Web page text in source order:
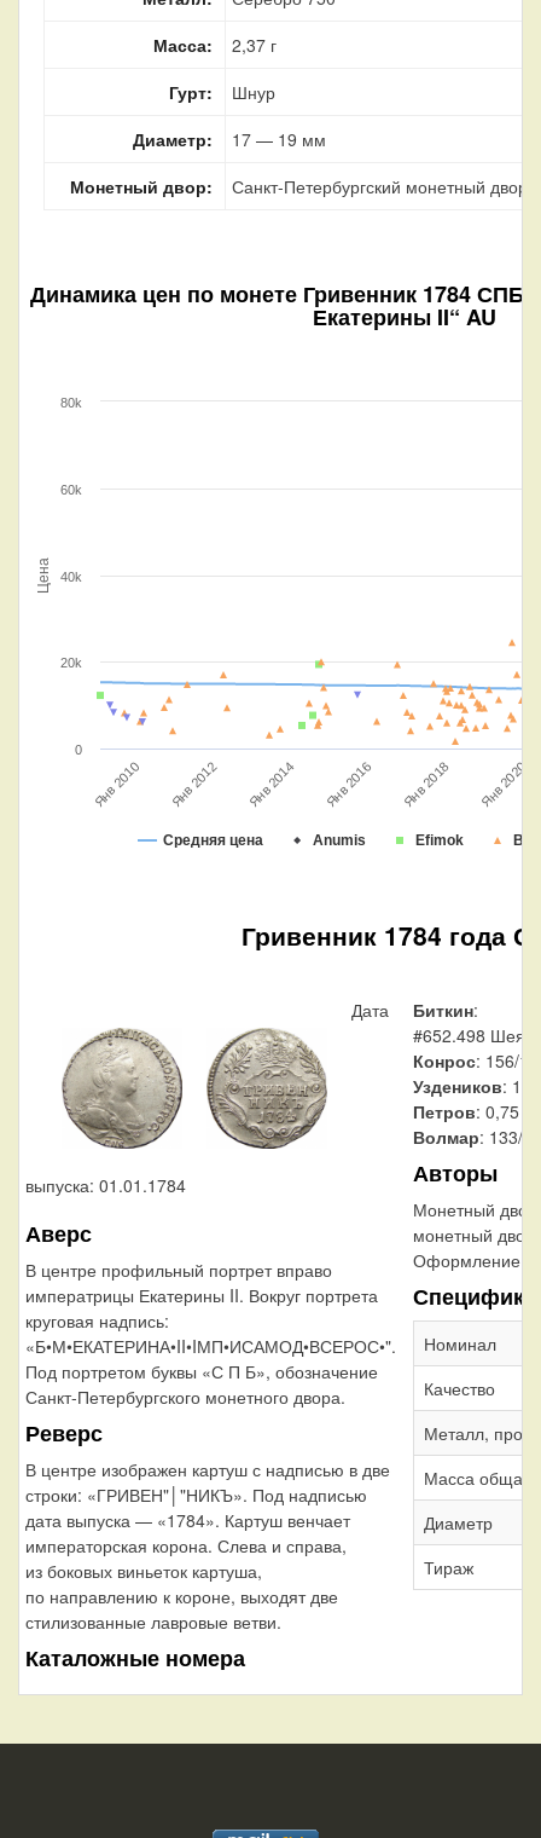
Масса:
2,37 г
Гурт:
Шнур
Диаметр:
17 — 19 мм
Монетный двор:
Санкт-Петербургский монетный двор,
Динамика цен по монете Гривенник 1784 СПБ
Екатерины II“ AU
Цена
Средняя цена Anumis Efimok
Янв 2010 Янв 2012 Янв 2014 Янв 2016 Янв 2018 Янв 2020
0
20k
40k
60k
80k
Гривенник 1784 года
Дата
выпуска: 01.01.1784
Аверс
В центре профильный портрет вправо
императрицы Екатерины II. Вокруг портрета
круговая надпись:
«Б•М•ЕКАТЕРИНА•II•IМП•ИСАМОД•ВСЕРОС•".
Под портретом буквы «С П Б», обозначение
Санкт-Петербургского монетного двора.
Реверс
В центре изображен картуш с надписью в две
строки: «ГРИВЕН"│"НИКЪ». Под надписью
дата выпуска — «1784». Картуш венчает
императорская корона. Слева и справа,
из боковых виньеток картуша,
по направлению к короне, выходят две
стилизованные лавровые ветви.
Каталожные номера
Биткин:
#652.498 Шея
Конрос: 156/11
Уздеников:
Петров: 0,75
Волмар: 133/32
Авторы
Монетный
монетный двор
Оформление
Номинал
Качество
Металл, проба
Масса общая
Диаметр
Тираж